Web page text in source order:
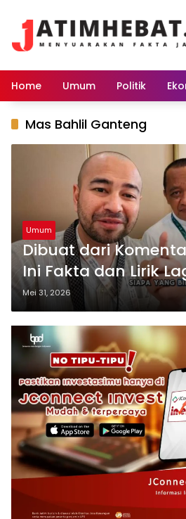
Home Umum Politik
Mas Bahlil Ganteng
Umum
Dibuat dari
Ini Fakta dan Lirik
Bahlil Ganteng”
Mei 31, 2026